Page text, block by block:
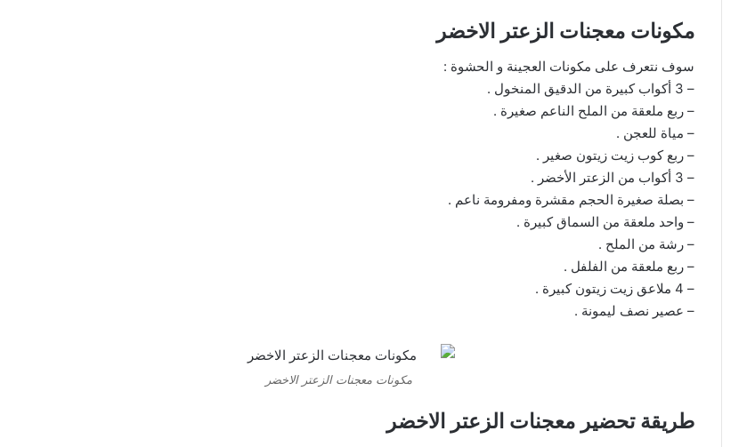
مكونات معجنات الزعتر الاخضر
سوف نتعرف على مكونات العجينة و الحشوة :
– 3 أكواب كبيرة من الدقيق المنخول .
– ربع ملعقة من الملح الناعم صغيرة .
– مياة للعجن .
– ربع كوب زيت زيتون صغير .
– 3 أكواب من الزعتر الأخضر .
– بصلة صغيرة الحجم مقشرة ومفرومة ناعم .
– واحد ملعقة من السماق كبيرة .
– رشة من الملح .
– ربع ملعقة من الفلفل .
– 4 ملاعق زيت زيتون كبيرة .
– عصير نصف ليمونة .
مكونات معجنات الزعتر الاخضر
طريقة تحضير معجنات الزعتر الاخضر